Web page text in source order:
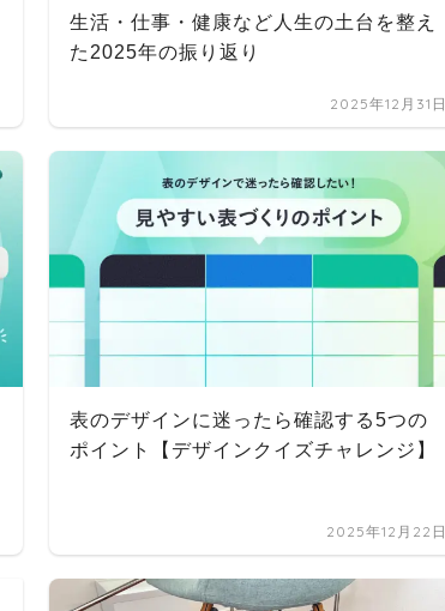
生活・仕事・健康など人生の土台を整え
た2025年の振り返り
2025年12月31日
表のデザインに迷ったら確認する5つの
ポイント【デザインクイズチャレンジ】
2025年12月22日